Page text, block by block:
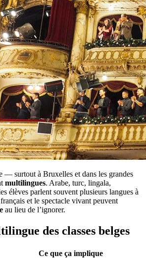
— surtout à Bruxelles et dans les grandes
multilingues. Arabe, turc, lingala,
élèves parlent souvent plusieurs langues à
et le spectacle vivant peuvent
au lieu de l’ignorer.
des classes belges
Ce que ça implique